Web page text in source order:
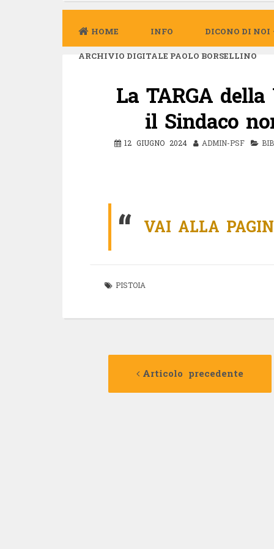
HOME INFO DICONO DI NOI
ARCHIVIO DIGITALE PAOLO BORSELLINO
La TARGA della
il Sindaco
12 GIUGNO 2024 ADMIN-PSF
VAI ALLA
PISTOIA
articoloArticolo precedente